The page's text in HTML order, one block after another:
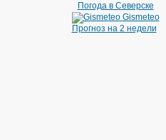
Погода в Северске
Gismeteo
Прогноз на 2 недели